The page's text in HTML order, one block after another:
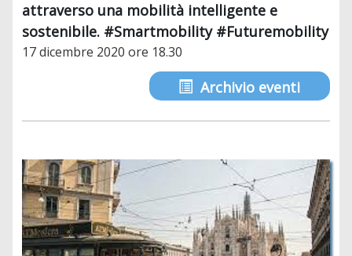
attraverso una mobilità intelligente e
sostenibile. #Smartmobility #Futuremobility
17 dicembre 2020 ore 18.30
Archivio eventi